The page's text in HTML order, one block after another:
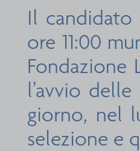
Il
ore 11:00
Fondazione
l’avvio
giorno, nel
selezione e